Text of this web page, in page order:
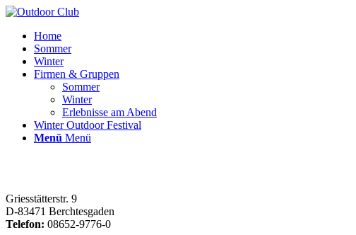
Home
Sommer
Winter
Firmen & Gruppen
Sommer
Winter
Erlebnisse am Abend
Winter Outdoor Festival
Menü Menü
Griesstätterstr. 9
D-83471 Berchtesgaden
Telefon: 08652-9776-0